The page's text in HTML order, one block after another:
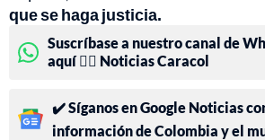
que se haga justicia.
Suscríbase a nuestro canal de
aquí 👉🏻 Noticias Caracol
✔️ Síganos en Google Noticias
información de Colombia y el